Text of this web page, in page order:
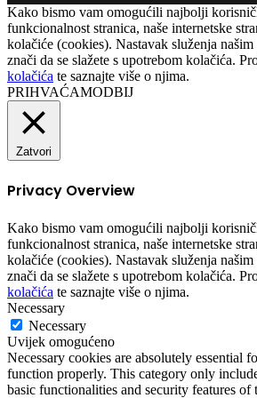
Facebook
Twitter
Messenger
Messenger
WhatsApp
Telegram
Viber
Kako bismo vam omogućili najbolji
funkcionalnost stranica, naše internetske
kolačiće (cookies). Nastavak služenja
znači da se slažete s upotrebom kolačića.
kolačića te saznajte više o njima.
PRIHVAĆAMODBIJ
Zatvori
Privacy Overview
Kako bismo vam omogućili najbolji
funkcionalnost stranica, naše internetske
kolačiće (cookies). Nastavak služenja
znači da se slažete s upotrebom kolačića.
kolačića te saznajte više o njima.
Necessary
Necessary
Uvijek omogućeno
Necessary cookies are absolutely essential
function properly. This category only
basic functionalities and security features of